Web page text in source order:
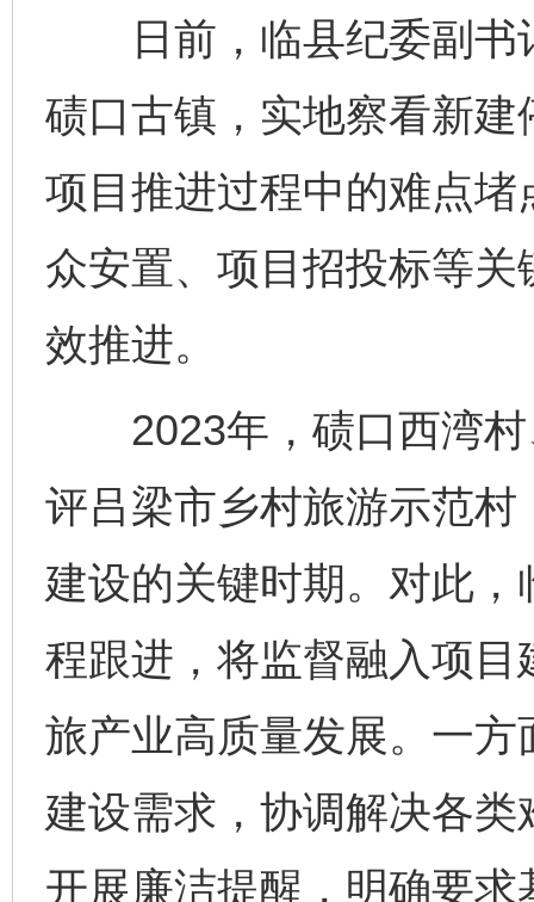
日前，临县纪委副书
碛口古镇，实地察看新
项目推进过程中的难点
众安置、项目招投标等
效推进。
2023年，碛口西湾村
评吕梁市乡村旅游示范
建设的关键时期。对此
程跟进，将监督融入项
旅产业高质量发展。一
建设需求，协调解决各
开展廉洁提醒，明确要